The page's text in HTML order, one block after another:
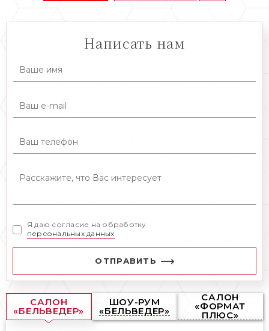
Написать нам
Я даю согласие на обработку
персональных данных
ОТПРАВИТЬ
САЛОН
«БЕЛЬВЕДЕР»
ШОУ-РУМ
«БЕЛЬВЕДЕР»
САЛОН
«ФОРМАТ
ПЛЮС»